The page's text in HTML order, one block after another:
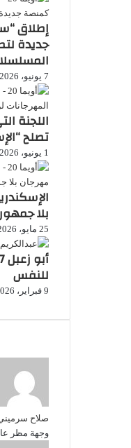
إطلاق
جديدة
7 يونيو، 2026
اللجنة
تصلح
1 يونيو، 2026
بلا
25 مايو، 2026
للنفس
9 فبراير، 2026
صلاح
وجهة مظر